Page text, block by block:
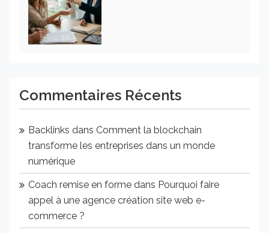
Commentaires Récents
Backlinks dans Comment la blockchain
transforme les entreprises dans un monde
numérique
Coach remise en forme dans Pourquoi faire
appel à une agence création site web e-
commerce ?